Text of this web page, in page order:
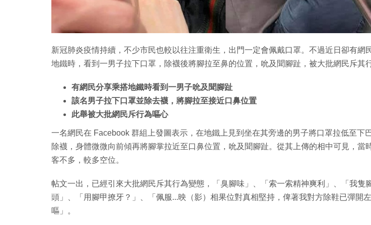
新冠肺炎疫情持續，不少市民也較以往注重衛生，出門一定會佩戴口罩。不過近日卻有網
地鐵時，看到一男子拉下口罩，除襪後將腳拉至鼻的位置，吮及聞腳趾，被大批網民斥其
有網民分享乘搭地鐵時看到一男子吮及聞腳趾
該名男子拉下口罩並除去襪，將腳拉至接近口鼻位置
此舉被大批網民斥行為嘔心
一名網民在 Facebook 群組上發圖表示，在地鐵上見到坐在其旁邊的男子將口罩拉低至下
除襪，身體微微向前傾再將腳掌拉近至口鼻位置，吮及聞腳趾。從其上傳的相中可見，當
客不多，較多空位。
帖文一出，已經引來大批網民斥其行為變態，「臭腳味」、「索一索精神爽利」、「我隻
頭」、「用腳甲撩牙？」、「佩服...映（影）相果位對真相堅持，俾著我對方除鞋已彈開
嘔」。